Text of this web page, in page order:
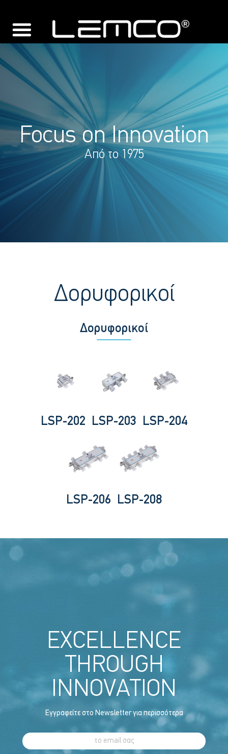
Focus on Innovation
Από το 1975
Δορυφορικοί
Δορυφορικοί
LSP-202 LSP-203 LSP-204
LSP-206 LSP-208
EXCELLENCE
THROUGH
INNOVATION
Εγγραφείτε στο Newsletter για περισσότερα